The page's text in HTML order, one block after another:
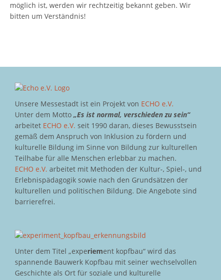
möglich ist, werden wir rechtzeitig bekannt geben. Wir
bitten um Verständnis!
Unsere Messestadt ist ein Projekt von ECHO e.V.
Unter dem Motto „Es ist normal, verschieden zu sein“
arbeitet ECHO e.V. seit 1990 daran, dieses Bewusstsein
gemäß dem Anspruch von Inklusion zu fördern und
kulturelle Bildung im Sinne von Bildung zur kulturellen
Teilhabe für alle Menschen erlebbar zu machen.
ECHO e.V. arbeitet mit Methoden der Kultur-, Spiel-, und
Erlebnispädagogik sowie nach den Grundsätzen der
kulturellen und politischen Bildung. Die Angebote sind
barrierefrei.
Unter dem Titel „experiement kopfbau“ wird das
spannende Bauwerk Kopfbau mit seiner wechselvollen
Geschichte als Ort für soziale und kulturelle